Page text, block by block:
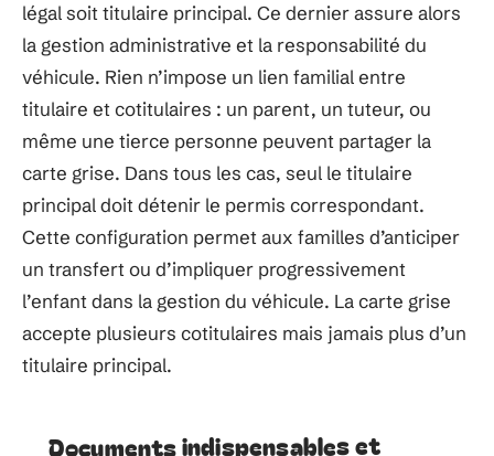
légal soit titulaire principal. Ce dernier assure alors
la gestion administrative et la responsabilité du
véhicule. Rien n’impose un lien familial entre
titulaire et cotitulaires : un parent, un tuteur, ou
même une tierce personne peuvent partager la
carte grise. Dans tous les cas, seul le titulaire
principal doit détenir le permis correspondant.
Cette configuration permet aux familles d’anticiper
un transfert ou d’impliquer progressivement
l’enfant dans la gestion du véhicule. La carte grise
accepte plusieurs cotitulaires mais jamais plus d’un
titulaire principal.
Documents indispensables et